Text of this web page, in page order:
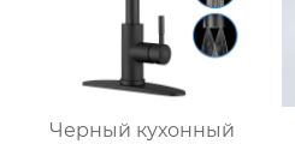
Черный кухонный